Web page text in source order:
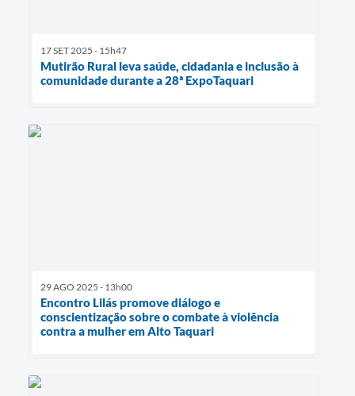
17 SET 2025 - 15h47
Mutirão Rural leva saúde, cidadania e inclusão à
comunidade durante a 28ª ExpoTaquari
29 AGO 2025 - 13h00
Encontro Lilás promove diálogo e
conscientização sobre o combate à violência
contra a mulher em Alto Taquari